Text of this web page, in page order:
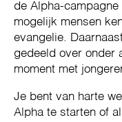
de Alpha-campagne
mogelijk mensen
evangelie.
gedeeld over onder
moment met
Je bent van harte
Alpha te starten of